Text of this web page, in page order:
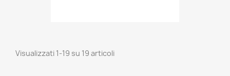
Visualizzati 1-19 su 19 articoli